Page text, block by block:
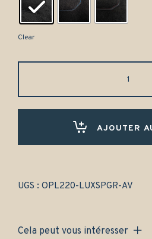
Clear
luxe
AJOUTER
UGS : OPL220-LUXSPGR-AV
Cela peut vous intéresser